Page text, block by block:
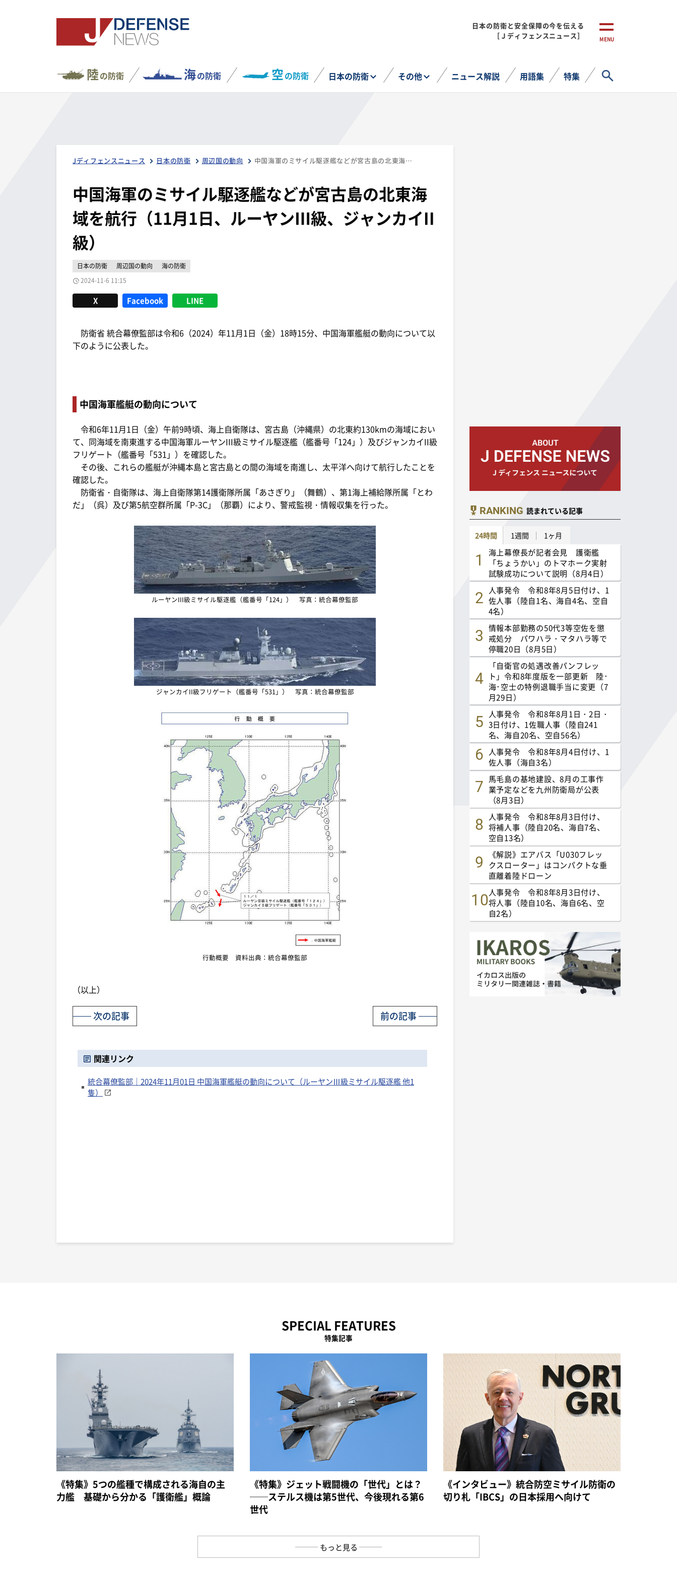
日本の防衛と安全保障の今を伝える
［Ｊディフェンスニュース］
MENU
陸の防衛 海の防衛 空の防衛 日本の防衛 その他 ニュース解説 用語集 特集
Jディフェンスニュース 日本の防衛 周辺国の動向 中国海軍のミサイル駆逐艦などが宮古島の北東海域を航行（11月1日、ルーヤンⅢ級、ジャンカイII級）
中国海軍のミサイル駆逐艦などが宮古島の北東海
域を航行（11月1日、ルーヤンⅢ級、ジャンカイII
級）
日本の防衛 周辺国の動向
海の防衛
2024-11-6 11:15
X Facebook LINE
防衛省 統合幕僚監部は令和6（2024）年11月1日（金）18時15分、中国海軍艦艇の動向について以
下のように公表した。
中国海軍艦艇の動向について
令和6年11月1日（金）午前9時頃、海上自衛隊は、宮古島（沖縄県）の北東約130kmの海域におい
て、同海域を南東進する中国海軍ルーヤンIII級ミサイル駆逐艦（艦番号「124」）及びジャンカイII級
フリゲート（艦番号「531」）を確認した。
その後、これらの艦艇が沖縄本島と宮古島との間の海域を南進し、太平洋へ向けて航行したことを
確認した。
防衛省・自衛隊は、海上自衛隊第14護衛隊所属「あさぎり」（舞鶴）、第1海上補給隊所属「とわ
だ」（呉）及び第5航空群所属「P-3C」（那覇）により、警戒監視・情報収集を行った。
ルーヤンIII級ミサイル駆逐艦（艦番号「124」） 写真：統合幕僚監部
ジャンカイII級フリゲート（艦番号「531」） 写真：統合幕僚監部
行動概要 資料出典：統合幕僚監部
（以上）
前の記事
次の記事
関連リンク
統合幕僚監部｜2024年11月01日 中国海軍艦艇の動向について（ルーヤンⅢ級ミサイル駆逐艦 他1
隻）
RANKING 読まれている記事
24時間 1週間 1ヶ月
海上幕僚長が記者会見 護衛艦
「ちょうかい」のトマホーク実射
試験成功について説明（8月4日）
人事発令 令和8年8月5日付け、1
佐人事（陸自1名、海自4名、空自
4名）
情報本部勤務の50代3等空佐を懲
戒処分 パワハラ・マタハラ等で
停職20日（8月5日）
「自衛官の処遇改善パンフレッ
ト」令和8年度版を一部更新 陸･
海･空士の特例退職手当に変更（7
月29日）
人事発令 令和8年8月1日・2日・
3日付け、1佐職人事（陸自241
名、海自20名、空自56名）
人事発令 令和8年8月4日付け、1
佐人事（海自3名）
馬毛島の基地建設、8月の工事作
業予定などを九州防衛局が公表
（8月3日）
人事発令 令和8年8月3日付け、
将補人事（陸自20名、海自7名、
空自13名）
《解説》エアバス「U030フレッ
クスローター」はコンパクトな垂
直離着陸ドローン
人事発令 令和8年8月3日付け、
将人事（陸自10名、海自6名、空
自2名）
SPECIAL FEATURES
特集記事
《特集》5つの艦種で構成される海自の主
力艦 基礎から分かる「護衛艦」概論
《特集》ジェット戦闘機の「世代」とは？
──ステルス機は第5世代、今後現れる第6
世代
《インタビュー》統合防空ミサイル防衛の
切り札「IBCS」の日本採用へ向けて
もっと見る